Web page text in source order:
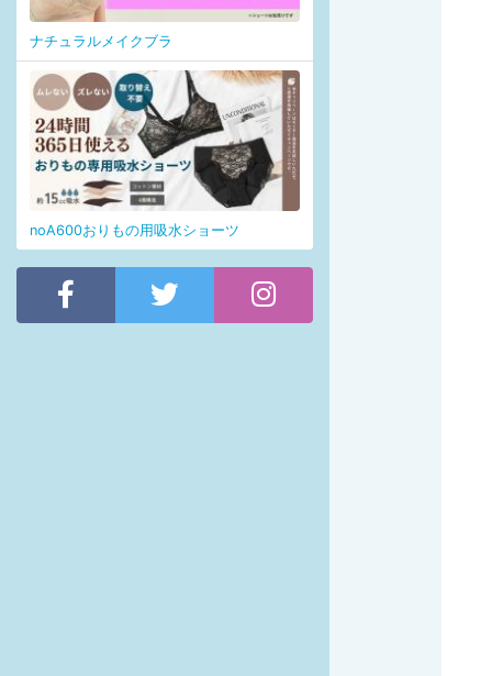
ナチュラルメイクブラ
noA600おりもの用吸水ショーツ